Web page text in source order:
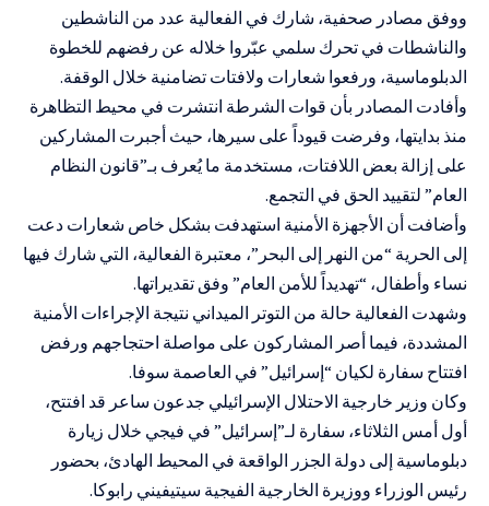
ووفق مصادر صحفية، شارك في الفعالية عدد من الناشطين
والناشطات في تحرك سلمي عبّروا خلاله عن رفضهم للخطوة
الدبلوماسية، ورفعوا شعارات ولافتات تضامنية خلال الوقفة.
وأفادت المصادر بأن قوات الشرطة انتشرت في محيط التظاهرة
منذ بدايتها، وفرضت قيوداً على سيرها، حيث أجبرت المشاركين
على إزالة بعض اللافتات، مستخدمة ما يُعرف بـ”قانون النظام
العام” لتقييد الحق في التجمع.
وأضافت أن الأجهزة الأمنية استهدفت بشكل خاص شعارات دعت
إلى الحرية “من النهر إلى البحر”، معتبرة الفعالية، التي شارك فيها
نساء وأطفال، “تهديداً للأمن العام” وفق تقديراتها.
وشهدت الفعالية حالة من التوتر الميداني نتيجة الإجراءات الأمنية
المشددة، فيما أصر المشاركون على مواصلة احتجاجهم ورفض
افتتاح سفارة لكيان “إسرائيل” في العاصمة سوفا.
وكان وزير خارجية الاحتلال الإسرائيلي جدعون ساعر قد افتتح،
أول أمس الثلاثاء، سفارة لـ”إسرائيل” في فيجي خلال زيارة
دبلوماسية إلى دولة الجزر الواقعة في المحيط الهادئ، بحضور
رئيس الوزراء ووزيرة الخارجية الفيجية سيتيفيني رابوكا.